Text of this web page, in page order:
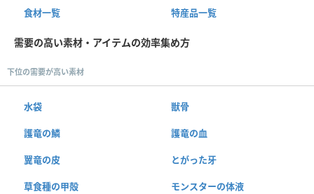
食材一覧 特産品一覧
需要の高い素材・アイテムの効率集め方
下位の需要が高い素材
水袋 獣骨
護竜の鱗 護竜の血
翼竜の皮 とがった牙
草食種の甲殻 モンスターの体液